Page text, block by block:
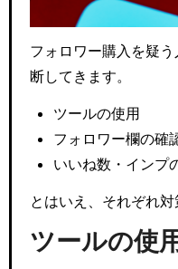
フォロワー購入を疑
断してきます。
ツールの使用
フォロワー欄の確
いいね数・インプ
とはいえ、それぞれ対
ツールの使